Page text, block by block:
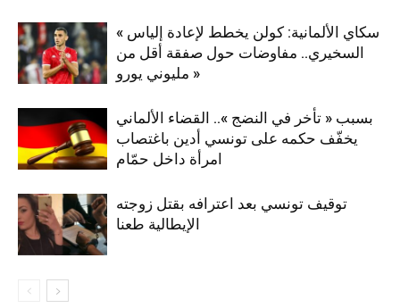
« سكاي الألمانية: كولن يخطط لإعادة إلياس
السخيري.. مفاوضات حول صفقة أقل من
مليوني يورو »
بسبب « تأخر في النضج ».. القضاء الألماني
يخفّف حكمه على تونسي أدين باغتصاب
امرأة داخل حمّام
توقيف تونسي بعد اعترافه بقتل زوجته
الإيطالية طعنا